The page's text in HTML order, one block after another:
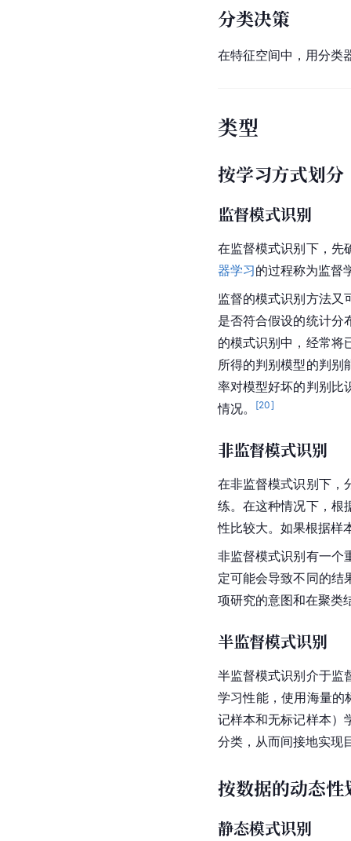
分类决策
在特征空间中，用分类
类型
按学习方式划分
监督模式识别
在监督模式识别下，先
器学习的过程称为监督
监督的模式识别方法又
是否符合假设的统计分
的模式识别中，经常将
所得的判别模型的判别
率对模型好坏的判别比
情况。
[20]
非监督模式识别
在非监督模式识别下，
练。在这种情况下，根
性比较大。如果根据样
非监督模式识别有一个
定可能会导致不同的结
项研究的意图和在聚类
半监督模式识别
半监督模式识别介于监
学习性能，使用海量的
记样本和无标记样本）
分类，从而间接地实现
按数据的动态性
静态模式识别